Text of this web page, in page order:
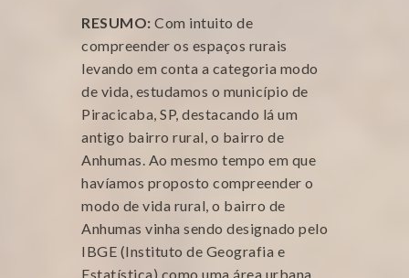
RESUMO: Com intuito de
compreender os espaços rurais
levando em conta a categoria modo
de vida, estudamos o município de
Piracicaba, SP, destacando lá um
antigo bairro rural, o bairro de
Anhumas. Ao mesmo tempo em que
havíamos proposto compreender o
modo de vida rural, o bairro de
Anhumas vinha sendo designado pelo
IBGE (Instituto de Geografia e
Estatística) como uma área urbana